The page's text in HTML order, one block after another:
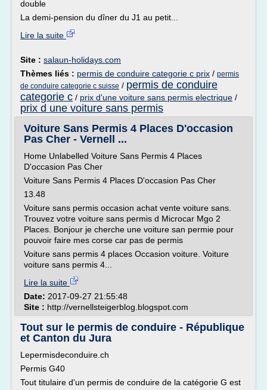
double
La demi-pension du dîner du J1 au petit...
Lire la suite
Site : salaun-holidays.com
Thèmes liés : permis de conduire categorie c prix / permis
de conduire categorie c suisse / permis de conduire
categorie c / prix d'une voiture sans permis electrique /
prix d une voiture sans permis
Voiture Sans Permis 4 Places D'occasion
Pas Cher - Vernell ...
Home Unlabelled Voiture Sans Permis 4 Places
D'occasion Pas Cher
Voiture Sans Permis 4 Places D'occasion Pas Cher
13.48
Voiture sans permis occasion achat vente voiture sans.
Trouvez votre voiture sans permis d Microcar Mgo 2
Places. Bonjour je cherche une voiture san permie pour
pouvoir faire mes corse car pas de permis
Voiture sans permis 4 places Occasion voiture. Voiture
voiture sans permis 4...
Lire la suite
Date: 2017-09-27 21:55:48
Site : http://vernellsteigerblog.blogspot.com
Tout sur le permis de conduire - République
et Canton du Jura
Lepermisdeconduire.ch
Permis G40
Tout titulaire d'un permis de conduire de la catégorie G est